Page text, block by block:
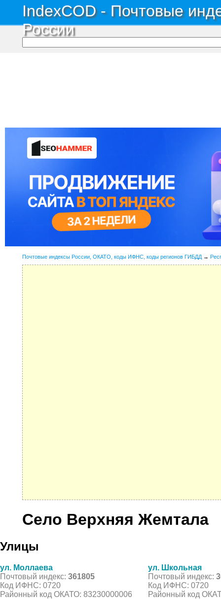
IndexCOD - Почтовые
России
Почтовые индексы России, ОКАТО, коды ИФНС, коды регионов ГИБДД →
Село Верхняя Жемтала
Улицы
ул. Моллаева
Почтовый индекс: 361805
Код ИФНС: 0720
Районный код ОКАТО: 83230000006
ул. Школьная
Почтовый индекс:
Код ИФНС: 0720
Районный код